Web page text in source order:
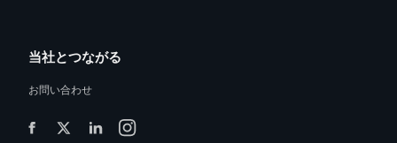
当社とつながる
お問い合わせ